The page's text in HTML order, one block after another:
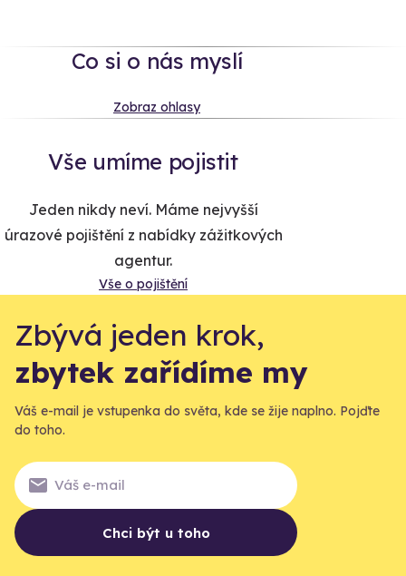
Co si o nás myslí
Zobraz ohlasy
Vše umíme pojistit
Jeden nikdy neví. Máme nejvyšší
úrazové pojištění z nabídky zážitkových
agentur.
Vše o pojištění
Zbývá jeden krok,
zbytek zařídíme my
Váš e-mail je vstupenka do světa, kde se žije naplno. Pojďte
do toho.
Chci být u toho